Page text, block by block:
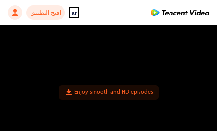
ar افتح التطبيق
Enjoy smooth and HD episodes